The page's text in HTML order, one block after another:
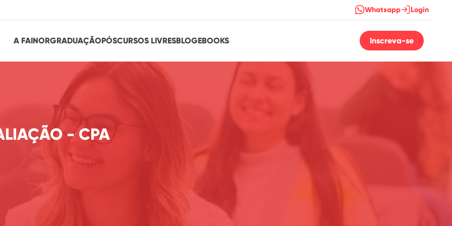
Whatsapp Login
A FAINORGRADUAÇÃOPÓSCURSOS LIVRESBLOGEBOOKS Inscreva-se
- CPA